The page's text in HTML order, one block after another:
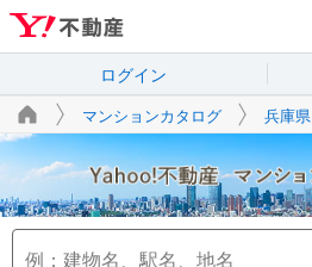
ログイン
マンションカタログ 兵庫県